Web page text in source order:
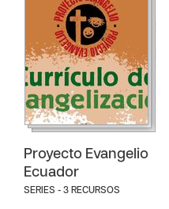
Proyecto Evangelio
Ecuador
SERIES - 3 RECURSOS